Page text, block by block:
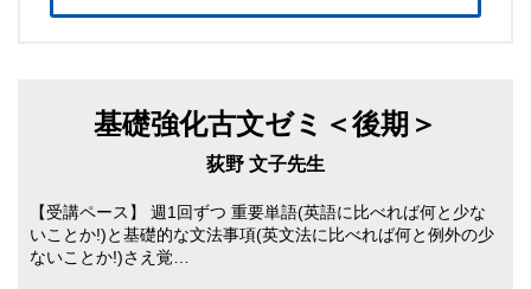
基礎強化古文ゼミ＜後期＞
荻野 文子先生
【受講ペース】 週1回ずつ 重要単語(英語に比べれば何と少な
いことか!)と基礎的な文法事項(英文法に比べれば何と例外の少
ないことか!)さえ覚…